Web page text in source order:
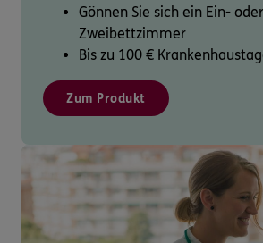
Gönnen Sie sich ein Ein- oder
Zweibettzimmer
Bis zu 100 €
Zum Produkt